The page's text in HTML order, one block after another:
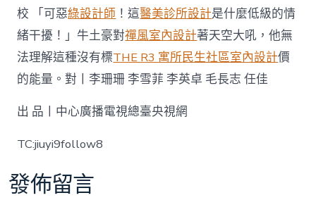
校 「可惡綠設計師 ！這醫美診所設計是什麼低級的情
緒干擾！」牛土豪對禪風室內設計著天空大吼，他無
法理解這種沒有標THE R3 寓所民生社區室內設計價
的能量。對丨李珊珊 李雪菲 李英卓 毛長志 任佳
出 品丨中心廣播電視總臺央視網
TC:jiuyi9follow8
發佈留言